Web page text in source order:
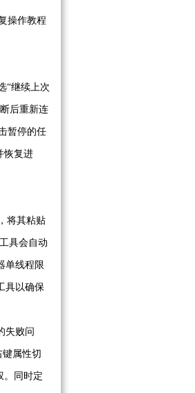
操作教程
“继续上次
后重新连
暂停的任
恢复进
将其粘贴
具会自动
单线程限
具以确保
失败问
属性切
。同时定